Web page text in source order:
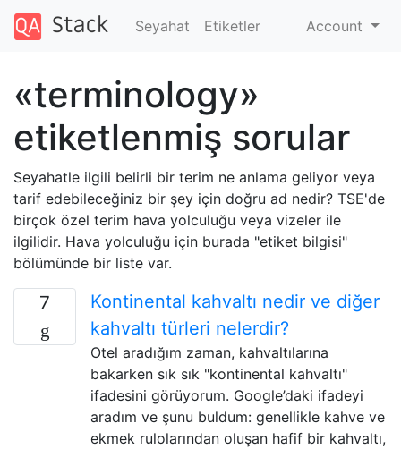
Seyahat Etiketler Account
«terminology»
etiketlenmiş sorular
Seyahatle ilgili belirli bir terim ne anlama geliyor veya
tarif edebileceğiniz bir şey için doğru ad nedir? TSE'de
birçok özel terim hava yolculuğu veya vizeler ile
ilgilidir. Hava yolculuğu için burada "etiket bilgisi"
bölümünde bir liste var.
7
Kontinental kahvaltı nedir ve diğer
kahvaltı türleri nelerdir?
Otel aradığım zaman, kahvaltılarına
bakarken sık sık "kontinental kahvaltı"
ifadesini görüyorum. Google’daki ifadeyi
aradım ve şunu buldum: genellikle kahve ve
ekmek rulolarından oluşan hafif bir kahvaltı,